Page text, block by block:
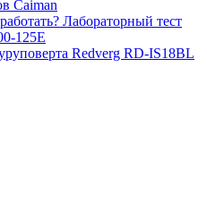
Caiman
Лабораторный тест
125E
Redverg RD-IS18BL